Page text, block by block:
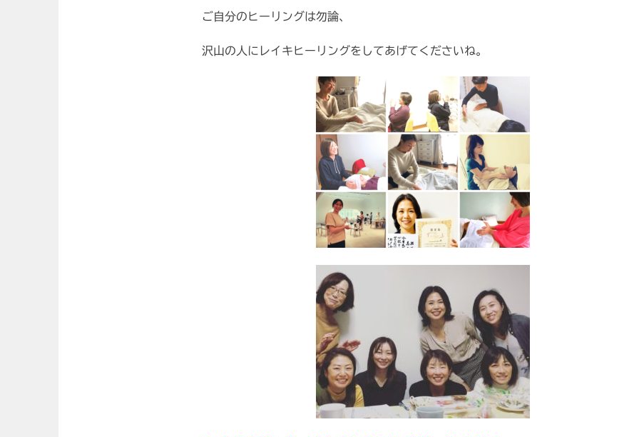
ご自分のヒーリングは勿論、
沢山の人にレイキヒーリングをしてあげてくださいね。